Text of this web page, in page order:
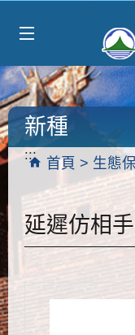
:::
首頁 生態
新種
延遲仿相